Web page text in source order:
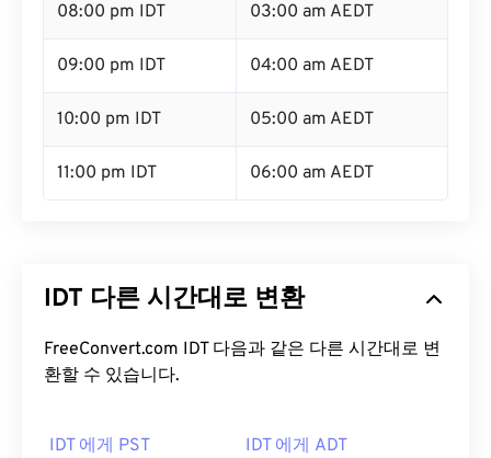
08:00 pm IDT 03:00 am AEDT
09:00 pm IDT 04:00 am AEDT
10:00 pm IDT 05:00 am AEDT
11:00 pm IDT 06:00 am AEDT
IDT 다른 시간대로 변환
FreeConvert.com IDT 다음과 같은 다른 시간대로 변
환할 수 있습니다.
IDT 에게 PST IDT 에게 ADT